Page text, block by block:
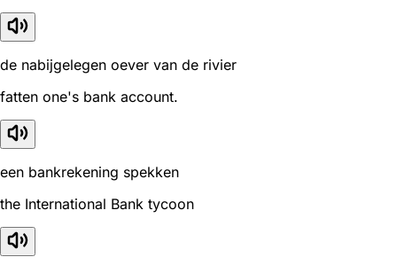
de nabijgelegen oever van de rivier
fatten one's bank account.
een bankrekening spekken
the International Bank tycoon